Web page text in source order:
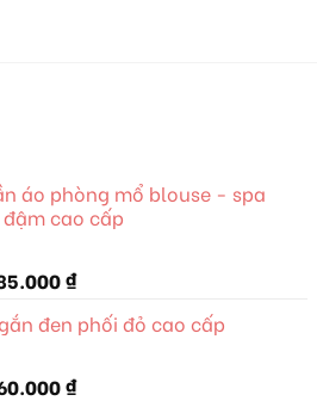
áo phòng mổ blouse - spa
cao cấp
₫Giá
tại
385.000 ₫.
đen phối đỏ cao cấp
₫Giá